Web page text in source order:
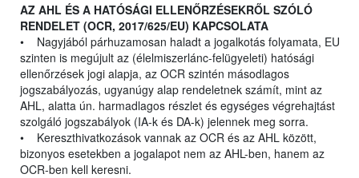
AZ AHL ÉS A HATÓSÁGI ELLENŐRZÉSEKRŐL SZÓLÓ
RENDELET (OCR, 2017/625/EU) KAPCSOLATA
• Nagyjából párhuzamosan haladt a jogalkotás folyamata, EU
szinten is megújult az (élelmiszerlánc-felügyeleti) hatósági
ellenőrzések jogi alapja, az OCR szintén másodlagos
jogszabályozás, ugyanúgy alap rendeletnek számít, mint az
AHL, alatta ún. harmadlagos részlet és egységes végrehajtást
szolgáló jogszabályok (IA-k és DA-k) jelennek meg sorra.
• Kereszthivatkozások vannak az OCR és az AHL között,
bizonyos esetekben a jogalapot nem az AHL-ben, hanem az
OCR-ben kell keresni.